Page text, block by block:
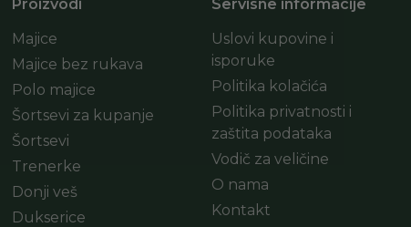
Proizvodi
Majice
Majice bez rukava
Polo majice
Šortsevi za kupanje
Šortsevi
Trenerke
Donji veš
Dukserice
Servisne informacije
Uslovi kupovine i
isporuke
Politika kolačića
Politika privatnosti i
zaštita podataka
Vodič za veličine
O nama
Kontakt